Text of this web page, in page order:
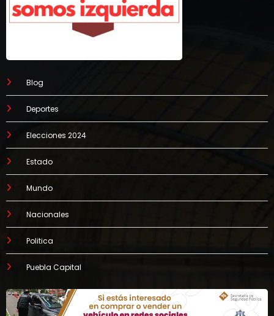
Blog
Deportes
Elecciones 2024
Estado
Mundo
Nacionales
Politica
Puebla Capital